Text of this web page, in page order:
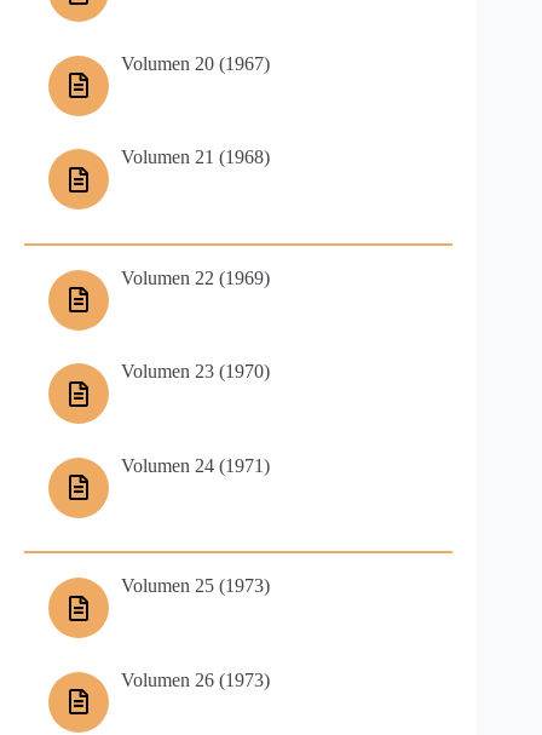
Volumen 20 (1967)
Volumen 21 (1968)
Volumen 22 (1969)
Volumen 23 (1970)
Volumen 24 (1971)
Volumen 25 (1973)
Volumen 26 (1973)